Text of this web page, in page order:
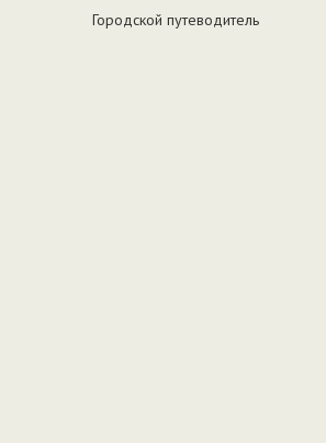
Городской путеводитель